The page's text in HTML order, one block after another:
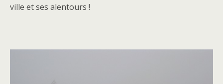
ville et ses alentours !